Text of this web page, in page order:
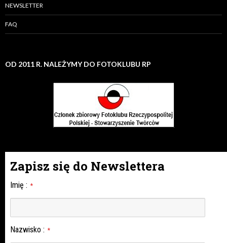
NEWSLETTER
FAQ
OD 2011 R. NALEŻYMY DO FOTOKLUBU RP
Zapisz się do Newslettera
Imię : *
Nazwisko : *